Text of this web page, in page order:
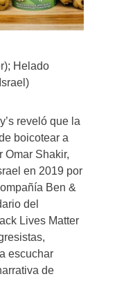
Helado
reveló que la
boicotear a
Omar Shakir,
en 2019 por
Ben &
del
Lives Matter
escuchar
de